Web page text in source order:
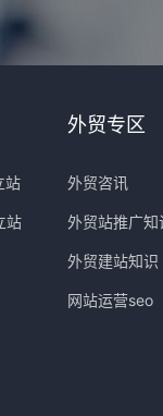
站
站
外贸专区
外贸咨讯
外贸站推广知
外贸建站知识
网站运营seo